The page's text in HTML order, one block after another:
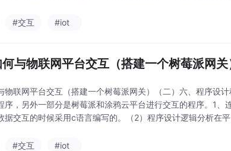
#交互 #iot
与物联网平台交互（搭建一个树莓派网关
物联网平台交互（搭建一个树莓派网关）（二）六、程序设
序，另外一部分是树莓派和涂鸦云平台进行交互的程序。1
据交互的时候采用c语言编写的。（2）程序设计逻辑分析​在
#交互 #iot